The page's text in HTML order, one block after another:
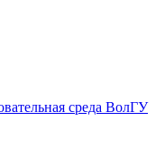
среда ВолГУ